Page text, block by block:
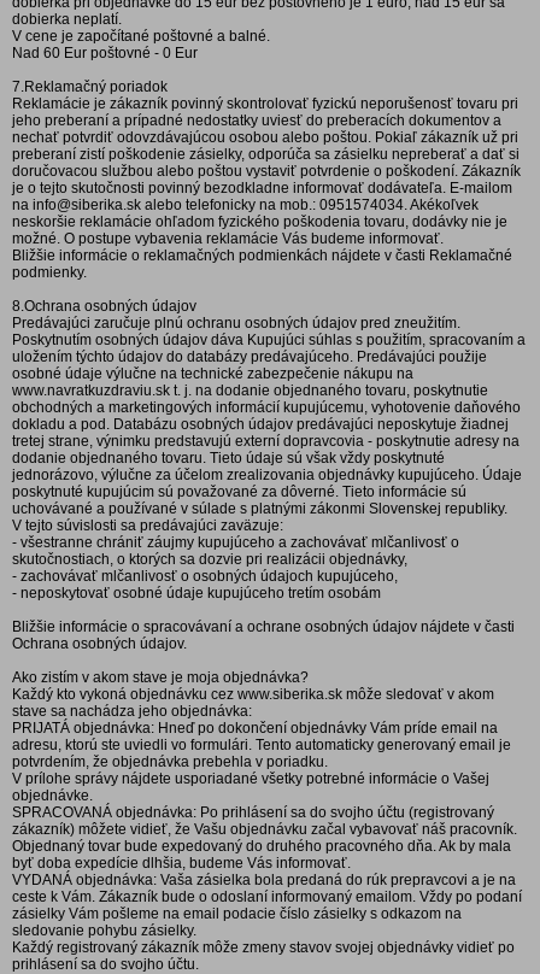
dobierka neplatí.
V cene je započítané poštovné a balné.
Nad 60 Eur poštovné - 0 Eur
7.Reklamačný poriadok
Reklamácie je zákazník povinný skontrolovať fyzickú neporušenosť tovaru pri
jeho preberaní a prípadné nedostatky uviesť do preberacích dokumentov a
nechať potvrdiť odovzdávajúcou osobou alebo poštou. Pokiaľ zákazník už pri
preberaní zistí poškodenie zásielky, odporúča sa zásielku nepreberať a dať si
doručovacou službou alebo poštou vystaviť potvrdenie o poškodení. Zákazník
je o tejto skutočnosti povinný bezodkladne informovať dodávateľa. E-mailom
na info@siberika.sk alebo telefonicky na mob.: 0951574034. Akékoľvek
neskoršie reklamácie ohľadom fyzického poškodenia tovaru, dodávky nie je
možné. O postupe vybavenia reklamácie Vás budeme informovať.
Bližšie informácie o reklamačných podmienkách nájdete v časti Reklamačné
podmienky.
8.Ochrana osobných údajov
Predávajúci zaručuje plnú ochranu osobných údajov pred zneužitím.
Poskytnutím osobných údajov dáva Kupujúci súhlas s použitím, spracovaním a
uložením týchto údajov do databázy predávajúceho. Predávajúci použije
osobné údaje výlučne na technické zabezpečenie nákupu na
www.navratkuzdraviu.sk t. j. na dodanie objednaného tovaru, poskytnutie
obchodných a marketingových informácií kupujúcemu, vyhotovenie daňového
dokladu a pod. Databázu osobných údajov predávajúci neposkytuje žiadnej
tretej strane, výnimku predstavujú externí dopravcovia - poskytnutie adresy na
dodanie objednaného tovaru. Tieto údaje sú však vždy poskytnuté
jednorázovo, výlučne za účelom zrealizovania objednávky kupujúceho. Údaje
poskytnuté kupujúcim sú považované za dôverné. Tieto informácie sú
uchovávané a používané v súlade s platnými zákonmi Slovenskej republiky.
V tejto súvislosti sa predávajúci zaväzuje:
- všestranne chrániť záujmy kupujúceho a zachovávať mlčanlivosť o
skutočnostiach, o ktorých sa dozvie pri realizácii objednávky,
- zachovávať mlčanlivosť o osobných údajoch kupujúceho,
- neposkytovať osobné údaje kupujúceho tretím osobám
Bližšie informácie o spracovávaní a ochrane osobných údajov nájdete v časti
Ochrana osobných údajov.
Ako zistím v akom stave je moja objednávka?
Každý kto vykoná objednávku cez www.siberika.sk môže sledovať v akom
stave sa nachádza jeho objednávka:
PRIJATÁ objednávka: Hneď po dokončení objednávky Vám príde email na
adresu, ktorú ste uviedli vo formulári. Tento automaticky generovaný email je
potvrdením, že objednávka prebehla v poriadku.
V prílohe správy nájdete usporiadané všetky potrebné informácie o Vašej
objednávke.
SPRACOVANÁ objednávka: Po prihlásení sa do svojho účtu (registrovaný
zákazník) môžete vidieť, že Vašu objednávku začal vybavovať náš pracovník.
Objednaný tovar bude expedovaný do druhého pracovného dňa. Ak by mala
byť doba expedície dlhšia, budeme Vás informovať.
VYDANÁ objednávka: Vaša zásielka bola predaná do rúk prepravcovi a je na
ceste k Vám. Zákazník bude o odoslaní informovaný emailom. Vždy po podaní
zásielky Vám pošleme na email podacie číslo zásielky s odkazom na
sledovanie pohybu zásielky.
Každý registrovaný zákazník môže zmeny stavov svojej objednávky vidieť po
prihlásení sa do svojho účtu.